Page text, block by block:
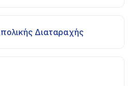
Διαταραχής